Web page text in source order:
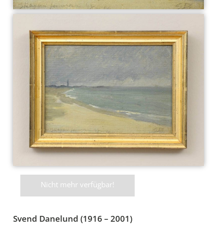
Nicht mehr verfügbar!
Svend Danelund (1916 – 2001)